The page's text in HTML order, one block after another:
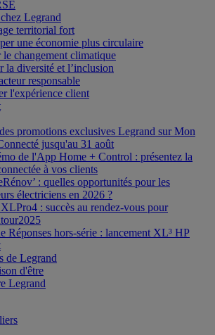
Legrand
territorial fort
une économie plus circulaire
le changement climatique
la diversité et l’inclusion
responsable
l'expérience client
promotions exclusives Legrand sur Mon
jusqu'au 31 août
de l'App Home + Control : présentez la
à vos clients
: quelles opportunités pour les
électriciens en 2026 ?
: succès au rendez-vous pour
Réponses hors-série : lancement XL³ HP
de Legrand
d'être
Legrand